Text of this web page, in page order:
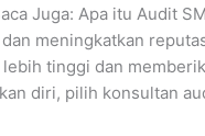
Juga: Apa itu Audit
meningkatkan
tinggi dan
diri, pilih konsultan